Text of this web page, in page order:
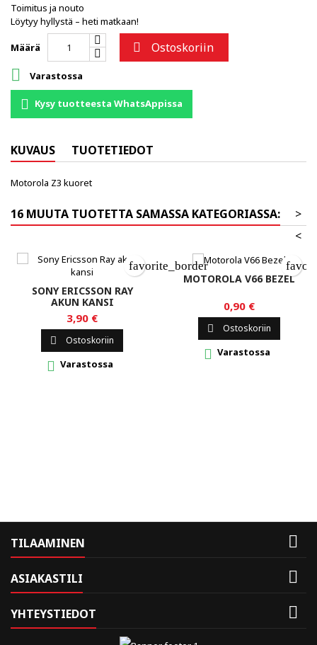
Toimitus ja nouto
Löytyy hyllystä – heti matkaan!
Määrä  Ostoskoriin
 Varastossa
Kysy tuotteesta WhatsAppissa
KUVAUS TUOTETIEDOT
Motorola Z3 kuoret
16 MUUTA TUOTETTA SAMASSA KATEGORIASSA:
>
<
SONY ERICSSON RAY
AKUN KANSI
3,90 €
 Ostoskoriin
 Varastossa
favorite_border
MOTOROLA V66 BEZEL
0,90 €
 Ostoskoriin
 Varastossa
TILAAMINEN 
ASIAKASTILI 
YHTEYSTIEDOT 